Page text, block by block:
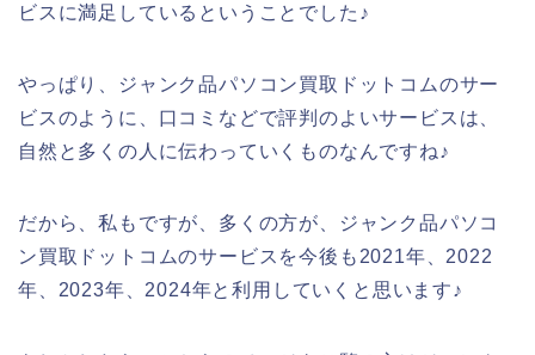
ビスに満足しているということでした♪
やっぱり、ジャンク品パソコン買取ドットコムのサー
ビスのように、口コミなどで評判のよいサービスは、
自然と多くの人に伝わっていくものなんですね♪
だから、私もですが、多くの方が、ジャンク品パソコ
ン買取ドットコムのサービスを今後も2021年、2022
年、2023年、2024年と利用していくと思います♪